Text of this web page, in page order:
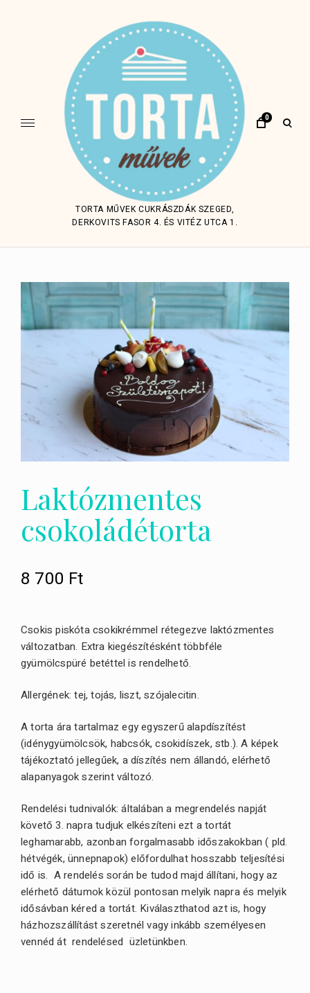
TORTA MŰVEK CUKRÁSZDÁK SZEGED,
DERKOVITS FASOR 4. ÉS VITÉZ UTCA 1.
0
open
Laktózmentes
csokoládétorta
8 700 Ft
Csokis piskóta csokikrémmel rétegezve laktózmentes
változatban. Extra kiegészítésként többféle
gyümölcspüré betéttel is rendelhető.
Allergének: tej, tojás, liszt, szójalecitin.
A torta ára tartalmaz egy egyszerű alapdíszítést
(idénygyümölcsök, habcsók, csokidíszek, stb.). A képek
tájékoztató jellegűek, a díszítés nem állandó, elérhető
alapanyagok szerint változó.
Rendelési tudnivalók: általában a megrendelés napját
követő 3. napra tudjuk elkészíteni ezt a tortát
leghamarabb, azonban forgalmasabb időszakokban ( pld.
hétvégék, ünnepnapok) előfordulhat hosszabb teljesítési
idő is. A rendelés során be tudod majd állítani, hogy az
elérhető dátumok közül pontosan melyik napra és melyik
idősávban kéred a tortát. Kiválaszthatod azt is, hogy
házhozszállítást szeretnél vagy inkább személyesen
vennéd át rendelésed üzletünkben.